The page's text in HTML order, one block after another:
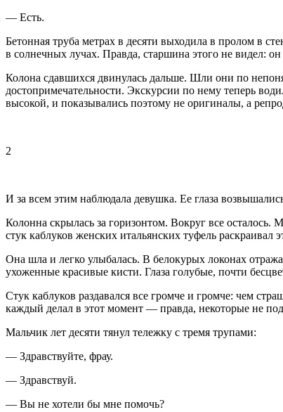
— Есть.
Бетонная труба метрах в десяти выходила в пролом в
в солнечных лучах. Правда, старшина этого не видел:
Колона сдавшихся двинулась дальше. Шли они по
достопримечательности. Экскурсии по нему теперь
высокой, и показывались поэтому не оригиналы, а
2
И за всем этим наблюдала девушка. Ее глаза
Колонна скрылась за горизонтом. Вокруг все
стук каблуков женских итальянских туфель раскраивал
Она шла и легко улыбалась. В белокурых локонах
ухоженные красивые кисти. Глаза голубые, почти
Стук каблуков раздавался все громче и громче: чем
каждый делал в этот момент — правда, некоторые не
Мальчик лет десяти тянул тележку с тремя трупами:
— Здравствуйте, фрау.
— Здравствуй.
— Вы не хотели бы мне помочь?